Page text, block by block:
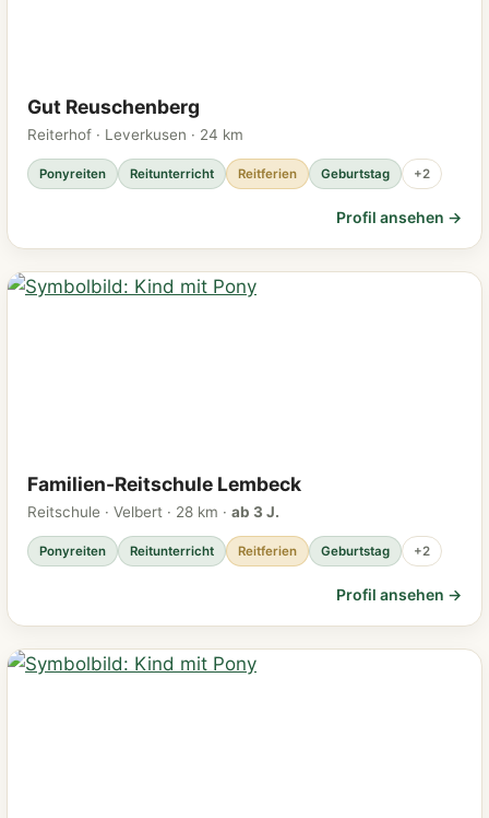
Gut Reuschenberg
Reiterhof · Leverkusen · 24 km
Ponyreiten Reitunterricht Reitferien Geburtstag +2
Profil ansehen →
Familien-Reitschule Lembeck
Reitschule · Velbert · 28 km · ab 3 J.
Ponyreiten Reitunterricht Reitferien Geburtstag +2
Profil ansehen →